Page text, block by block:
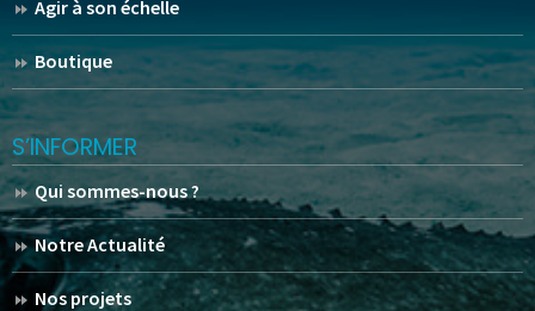
Agir à son échelle
Boutique
S’INFORMER
Qui sommes-nous ?
Notre Actualité
Nos projets